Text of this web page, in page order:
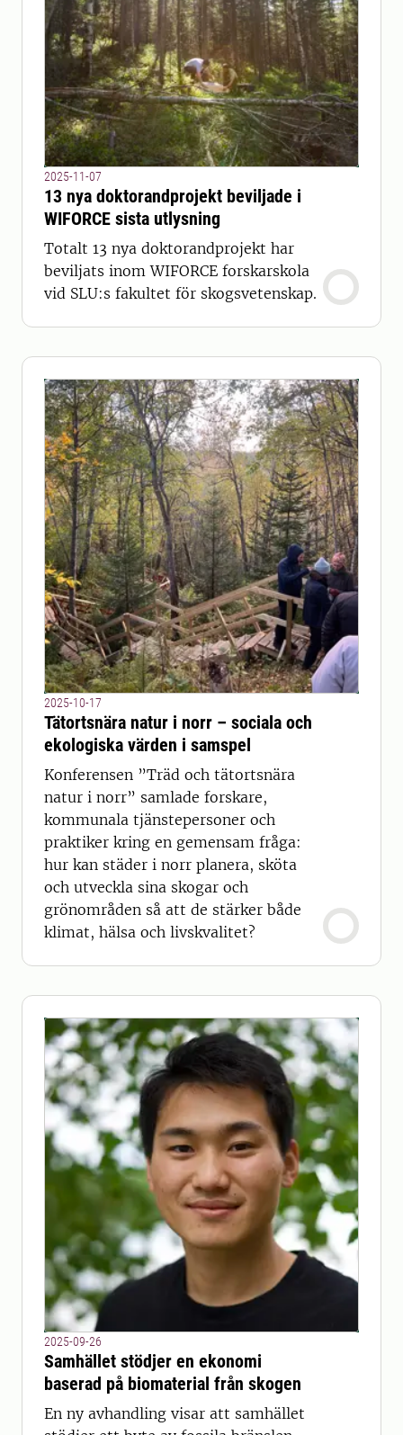
2025-11-07
13 nya doktorandprojekt beviljade i
WIFORCE sista utlysning
Totalt 13 nya doktorandprojekt har
beviljats inom WIFORCE forskarskola
vid SLU:s fakultet för skogsvetenskap.
2025-10-17
Tätortsnära natur i norr – sociala och
ekologiska värden i samspel
Konferensen ”Träd och tätortsnära
natur i norr” samlade forskare,
kommunala tjänstepersoner och
praktiker kring en gemensam fråga:
hur kan städer i norr planera, sköta
och utveckla sina skogar och
grönområden så att de stärker både
klimat, hälsa och livskvalitet?
2025-09-26
Samhället stödjer en ekonomi
baserad på biomaterial från skogen
En ny avhandling visar att samhället